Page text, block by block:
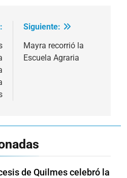
Siguiente:
Mayra recorrió la
Escuela Agraria
de Quilmes celebró la